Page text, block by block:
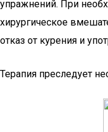
упражнений. При
хирургическое
отказ от курения и
Терапия преследует